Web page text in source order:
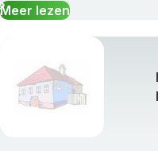
Meer lezen